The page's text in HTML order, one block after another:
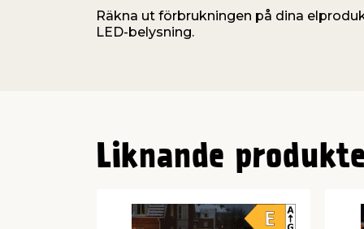
Räkna ut förbrukningen på dina
LED-belysning.
Liknande